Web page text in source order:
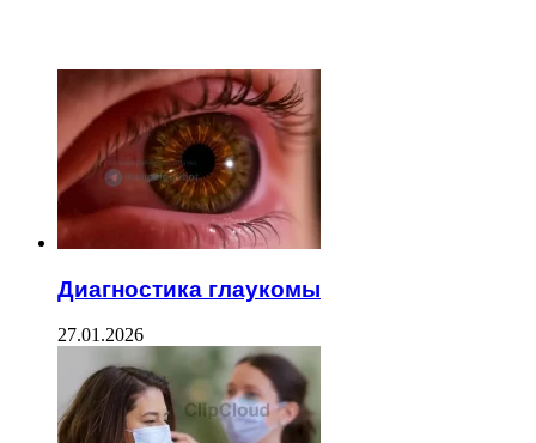
Диагностика глаукомы
27.01.2026